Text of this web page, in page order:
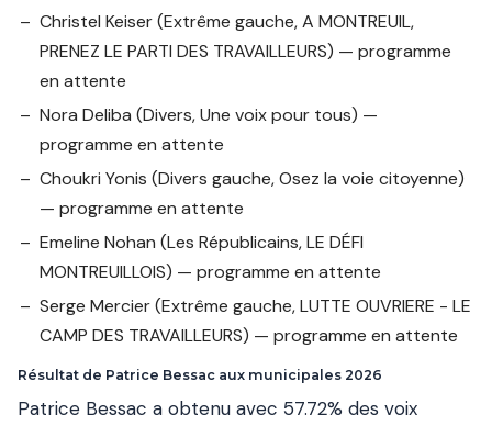
Christel Keiser(Extrême gauche, A MONTREUIL,
PRENEZ LE PARTI DES TRAVAILLEURS) — programme
en attente
Nora Deliba (Divers, Une voix pour tous) —
programme en attente
Choukri Yonis (Divers gauche, Osez la voie citoyenne)
— programme en attente
Emeline Nohan (Les Républicains, LE DÉFI
MONTREUILLOIS) — programme en attente
Serge Mercier(Extrême gauche, LUTTE OUVRIERE - LE
CAMP DES TRAVAILLEURS) — programme en attente
Résultat de Patrice Bessac aux municipales 2026
Patrice Bessac a obtenu avec 57.72% des voix